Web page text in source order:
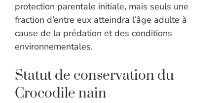
protection parentale initiale, mais seuls une
fraction d’entre eux atteindra l’âge adulte à
cause de la prédation et des conditions
environnementales.
Statut de conservation du
Crocodile nain